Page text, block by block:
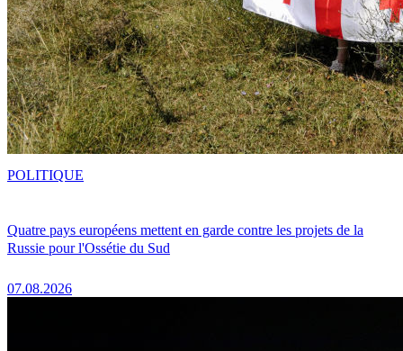
Quatre pays européens mettent en garde contre les projets de la
Russie pour l'Ossétie du Sud
07.08.2026
POLITIQUE